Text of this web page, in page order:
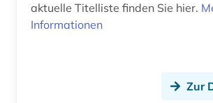
filmwissenschaft (2)
aktuelle Titelliste finden Sie hier.
Informationen
Zur